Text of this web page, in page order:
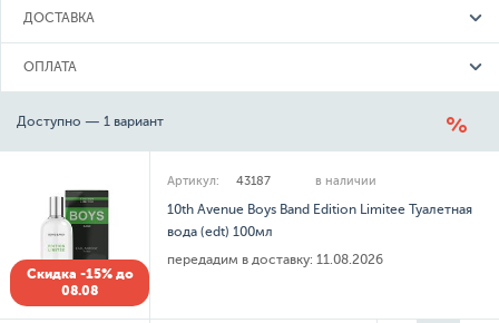
ДОСТАВКА
ОПЛАТА
Доступно — 1 вариант
Скидка -15% до
08.08
Артикул: 43187 в наличии
10th Avenue Boys Band Edition Limitee Туалетная
вода (edt) 100мл
передадим в доставку: 11.08.2026